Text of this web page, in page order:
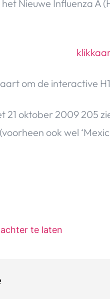
Health &
Nieuwe Influenza A
om de interactive
21 oktober 2009 205
ook wel
te laten